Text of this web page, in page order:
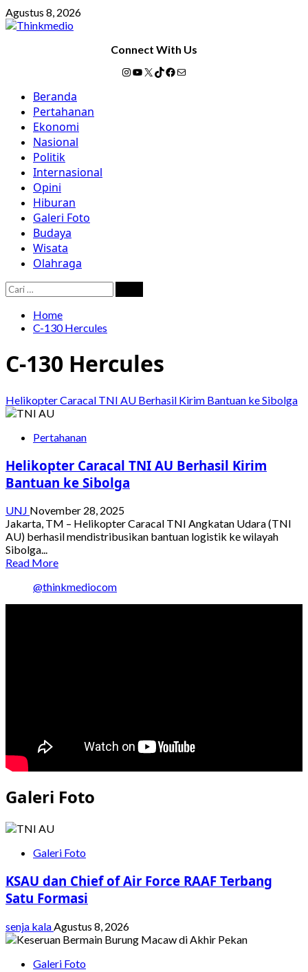
Skip
to
Agustus 8, 2026
Connect With Us
Instagram
YouTube
X TikTok
Facebook
Mail
Primary
Menu
Beranda
Pertahanan
Ekonomi
Nasional
Politik
Internasional
Opini
Hiburan
Galeri Foto
Budaya
Wisata
Olahraga
Cari
untuk:
Home
C-130 Hercules
C-130 Hercules
Helikopter Caracal TNI AU Berhasil Kirim Bantuan ke Sibolga
Pertahanan
Helikopter Caracal TNI AU Berhasil Kirim
Bantuan ke Sibolga
UNJ November 28, 2025
Jakarta, TM – Helikopter Caracal TNI Angkatan Udara (TNI
AU) berhasil mendistribusikan bantuan logistik ke wilayah
Sibolga...
Read MoreRead
about
Helikopter
@thinkmediocom
Galeri Foto
Galeri Foto
KSAU dan Chief of Air Force RAAF Terbang
Satu Formasi
senja kala Agustus 8, 2026
Galeri Foto